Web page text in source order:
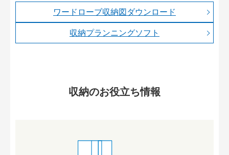
ワードローブ収納図ダウンロード
収納プランニングソフト
収納のお役立ち情報